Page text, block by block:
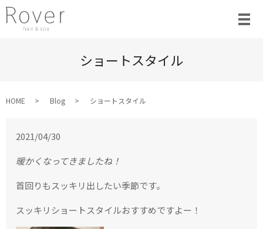
ショートスタイル
HOME Blog ショートスタイル
2021/04/30
暖かくなってきましたね！
首回りもスッキリ出したい季節です。
スッキリショートスタイルおすすめですよー！